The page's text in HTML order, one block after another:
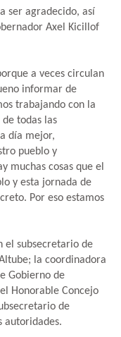
ser agradecido, así
Axel Kicillof
a veces circulan
informar de
trabajando con la
todas las
día mejor,
pueblo y
muchas cosas que el
y esta jornada de
Por eso estamos
el subsecretario de
la coordinadora
Gobierno de
Honorable Concejo
de
autoridades.